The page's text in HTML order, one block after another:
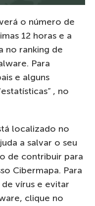
o número de
12 horas e a
no ranking de
Para
e alguns
, no
localizado no
a salvar o seu
de contribuir para
Cibermapa. Para
vírus e evitar
clique no